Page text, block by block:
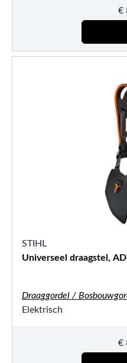
€
STIHL
Universeel draagstel,
Draaggordel /
Elektrisch
€